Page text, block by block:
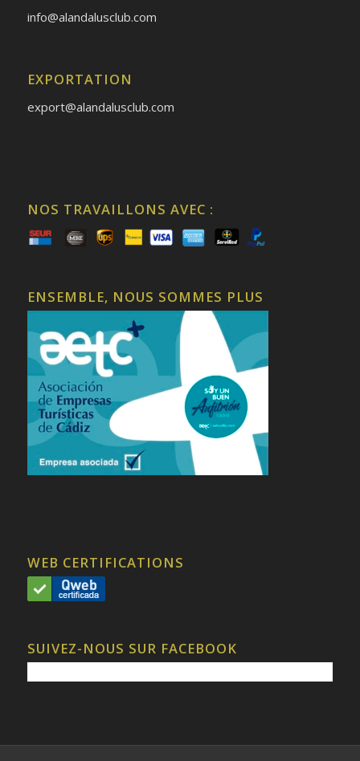
info@alandalusclub.com
EXPORTATION
export@alandalusclub.com
NOS TRAVAILLONS AVEC :
ENSEMBLE, NOUS SOMMES PLUS
WEB CERTIFICATIONS
SUIVEZ-NOUS SUR FACEBOOK